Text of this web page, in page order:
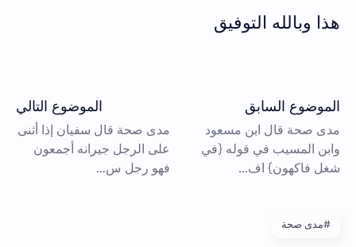
هذا وبالله التوفيق
#مدى صحة